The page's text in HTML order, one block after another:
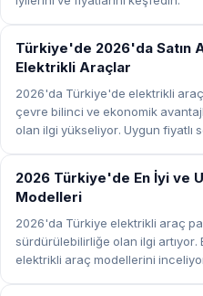
ELEKTRIKLI ARAÇLAR
Türkiye'de 2026'da Satın
Elektrikli Araçlar
2026'da Türkiye'de elektrikli
çevre bilinci ve ekonomik
olan ilgi yükseliyor. Uygun fiyatlı
ELEKTRIKLI ARAÇLAR
2026 Türkiye'de En İyi ve
Modelleri
2026'da Türkiye elektrikli araç
sürdürülebilirliğe olan ilgi artıyor.
elektrikli araç modellerini